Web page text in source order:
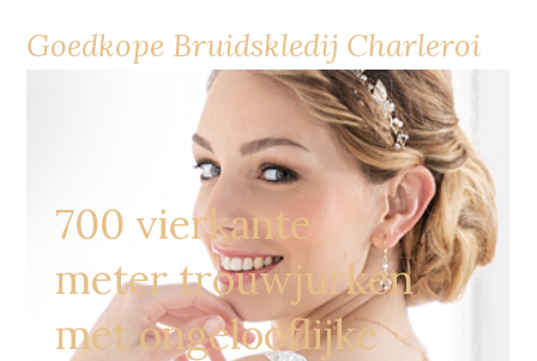
Goedkope Bruidskledij Charleroi
700 vierkante
meter trouwjurken
met ongelooflijke